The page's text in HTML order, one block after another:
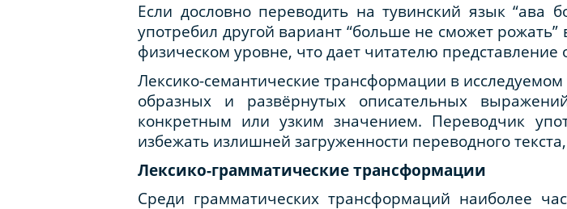
Если дословно переводить на тувинский язык “ава
употребил другой вариант “больше не сможет
физическом уровне, что дает читателю
Лексико-семантические трансформации в
образных и развёрнутых описательных
конкретным или узким значением. Переводчик
избежать излишней загруженности переводного
Лексико-грамматические трансформации
Среди грамматических трансформаций наиболее